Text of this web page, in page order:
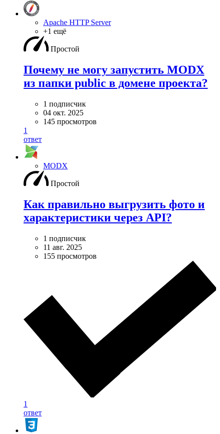
Apache HTTP Server
+1 ещё
Простой
Почему не могу запустить MODX
из папки public в домене проекта?
1 подписчик
04 окт. 2025
145 просмотров
1
ответ
MODX
Простой
Как правильно выгрузить фото и
характеристики через API?
1 подписчик
11 авг. 2025
155 просмотров
1
ответ